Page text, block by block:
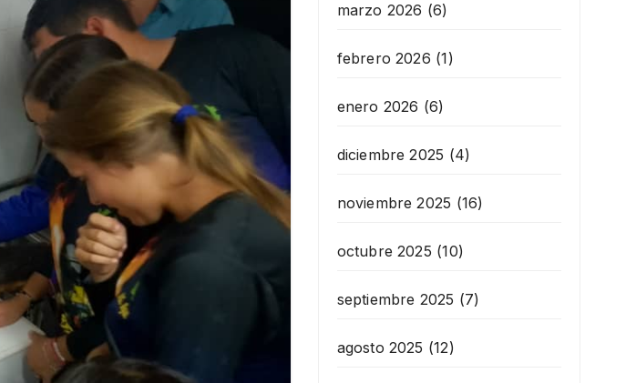
marzo 2026 (6)
febrero 2026 (1)
enero 2026 (6)
diciembre 2025 (4)
noviembre 2025 (16)
octubre 2025 (10)
septiembre 2025 (7)
agosto 2025 (12)